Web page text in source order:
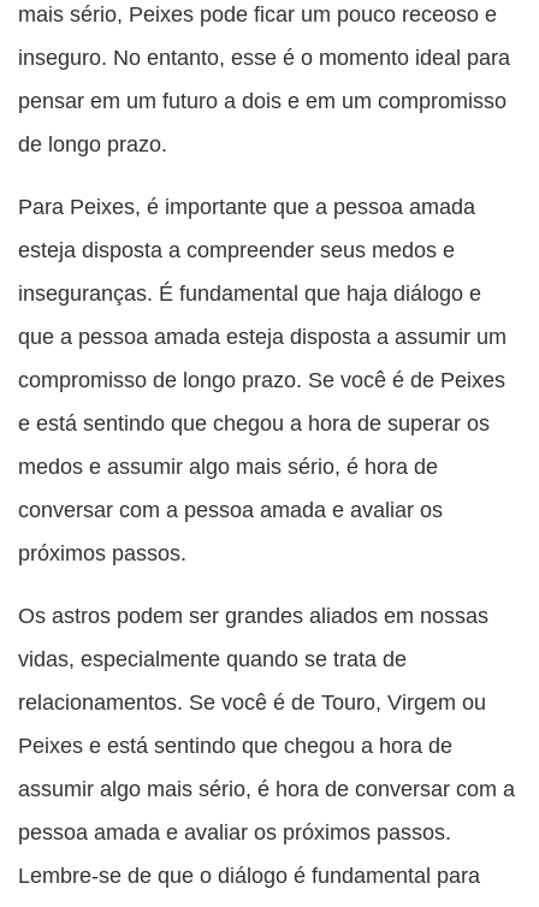
mais sério, Peixes pode ficar um pouco receoso e
inseguro. No entanto, esse é o momento ideal para
pensar em um futuro a dois e em um compromisso
de longo prazo.
Para Peixes, é importante que a pessoa amada
esteja disposta a compreender seus medos e
inseguranças. É fundamental que haja diálogo e
que a pessoa amada esteja disposta a assumir um
compromisso de longo prazo. Se você é de Peixes
e está sentindo que chegou a hora de superar os
medos e assumir algo mais sério, é hora de
conversar com a pessoa amada e avaliar os
próximos passos.
Os astros podem ser grandes aliados em nossas
vidas, especialmente quando se trata de
relacionamentos. Se você é de Touro, Virgem ou
Peixes e está sentindo que chegou a hora de
assumir algo mais sério, é hora de conversar com a
pessoa amada e avaliar os próximos passos.
Lembre-se de que o diálogo é fundamental para